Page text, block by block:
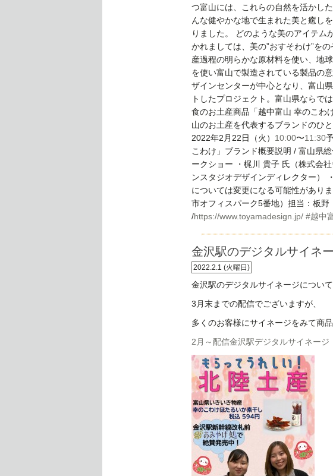
つ富山には、これらの自然を活かし
んな健やかな地で生まれた美と癒し
りました。 どのような美のアイテム
かれましては、美の”おすそわけ”を
産過程の明らかな原材料を使い、地
を使い富山で製造されている製品の
ザインセンターが中心となり、富山
トしたプロジェクト。富山県ならで
食のお土産商品「越中富山 幸のこわ
山のお土産を代表するブランドのひ
2022年2月22日（火） 10:00〜11:30
こわけ」ブランド概要説明 / 富山県
ークショー ・梶川 貴子 氏（株式会
ンスタジオデザインディレクター）
については変更になる可能性があり
市オフィスパーク5番地）担当：板
/https://www.toyamadesign.jp/ #越中
金沢駅のデジタルサイネ
2022.2.1 (火曜日)
金沢駅のデジタルサイネージについて
3月末までの配信でございますが、
多くのお客様にサイネージをみて商
2月～配信金沢駅デジタルサイネー